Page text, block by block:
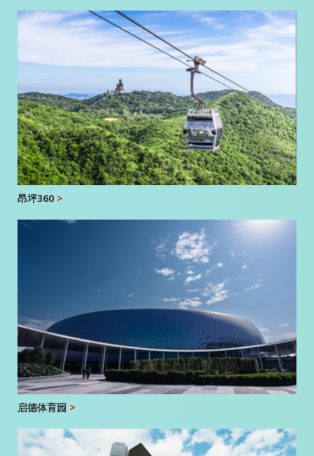
昂坪360 >
启德体育园 >